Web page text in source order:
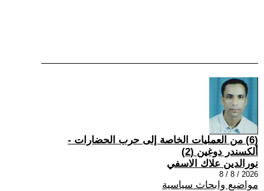
(6) من العمليات الخاصة إلى حرب الحضارات -
ألكسندر دوغين (2)
نورالدين علاك الاسفي
2026 / 8 / 8
مواضيع وابحاث سياسية